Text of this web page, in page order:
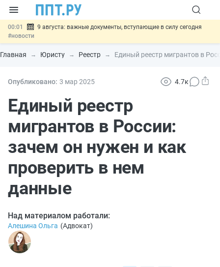
00:01
9 августа: важные документы, вступающие в силу сегодня
#новости
07.08 Подписан закон о блокировке продажи опасных товаров через
«Честный знак»#новости
07.08 Госпошлину за устранение ошибок в документах предлагают
07.08
Разработают единые критерии трудовых и ГПХ-
отношений
#новости
Главная Юристу Реестр Единый реестр мигрантов в
Опубликовано: 3 мар 2025 4.7к
Единый реестр
мигрантов в России:
зачем он нужен и как
проверить в нем
данные
Над материалом работали:
Алешина Ольга (Адвокат)